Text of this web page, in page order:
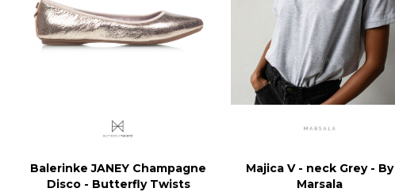
Balerinke JANEY Champagne
Disco - Butterfly Twists
Majica V - neck Grey - By
Marsala